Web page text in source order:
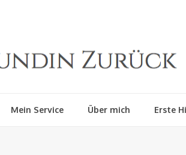
Mein Service Über mich Erste